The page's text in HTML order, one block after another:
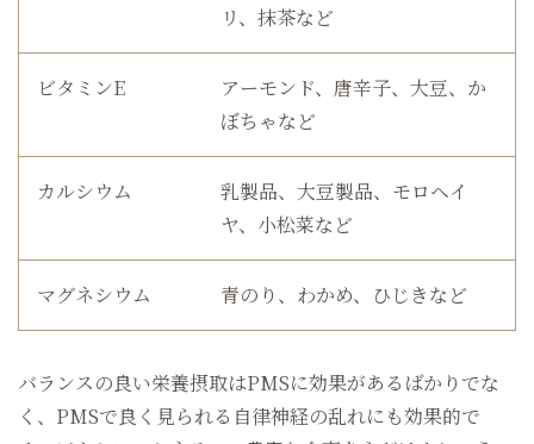
リ、抹茶など
ビタミンE
アーモンド、唐辛子、大豆、か
ぼちゃなど
カルシウム
乳製品、大豆製品、モロヘイ
ヤ、小松菜など
マグネシウム 青のり、わかめ、ひじきなど
バランスの良い栄養摂取はPMSに効果があるばかりでな
く、PMSで良く見られる自律神経の乱れにも効果的で